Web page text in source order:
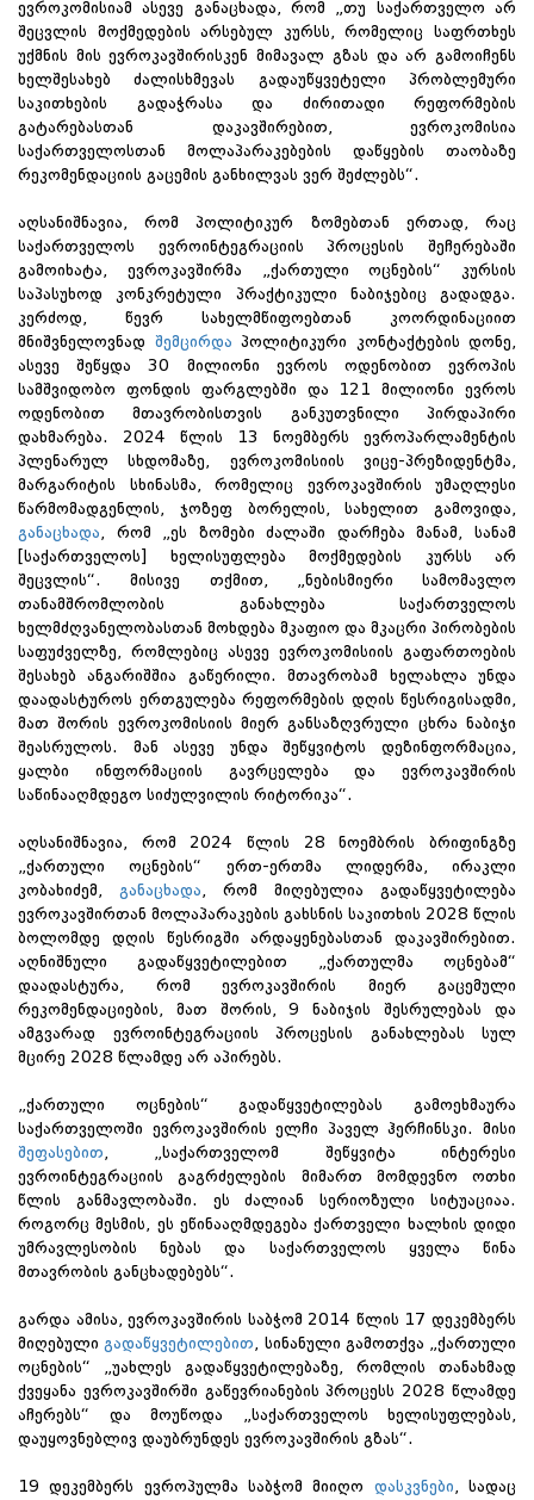
ევროკომისიამ ასევე განაცხადა, რომ „თუ საქართველო არ
შეცვლის მოქმედების არსებულ კურსს, რომელიც საფრთხეს
უქმნის მის ევროკავშირისკენ მიმავალ გზას და არ გამოიჩენს
ხელშესახებ ძალისხმევას გადაუწყვეტელი პრობლემური
საკითხების გადაჭრასა და ძირითადი რეფორმების
გატარებასთან დაკავშირებით, ევროკომისია
საქართველოსთან მოლაპარაკებების დაწყების თაობაზე
რეკომენდაციის გაცემის განხილვას ვერ შეძლებს“.
აღსანიშნავია, რომ პოლიტიკურ ზომებთან ერთად, რაც
საქართველოს ევროინტეგრაციის პროცესის შეჩერებაში
გამოიხატა, ევროკავშირმა „ქართული ოცნების“ კურსის
საპასუხოდ კონკრეტული პრაქტიკული ნაბიჯებიც გადადგა.
კერძოდ, წევრ სახელმწიფოებთან კოორდინაციით
მნიშვნელოვნად შემცირდა პოლიტიკური კონტაქტების დონე,
ასევე შეწყდა 30 მილიონი ევროს ოდენობით ევროპის
სამშვიდობო ფონდის ფარგლებში და 121 მილიონი ევროს
ოდენობით მთავრობისთვის განკუთვნილი პირდაპირი
დახმარება. 2024 წლის 13 ნოემბერს ევროპარლამენტის
პლენარულ სხდომაზე, ევროკომისიის ვიცე-პრეზიდენტმა,
მარგარიტის სხინასმა, რომელიც ევროკავშირის უმაღლესი
წარმომადგენლის, ჯოზეფ ბორელის, სახელით გამოვიდა,
განაცხადა , რომ „ეს ზომები ძალაში დარჩება მანამ, სანამ
[საქართველოს] ხელისუფლება მოქმედების კურსს არ
შეცვლის“. მისივე თქმით, „ნებისმიერი სამომავლო
თანამშრომლობის განახლება საქართველოს
ხელმძღვანელობასთან მოხდება მკაფიო და მკაცრი პირობების
საფუძველზე, რომლებიც ასევე ევროკომისიის გაფართოების
შესახებ ანგარიშშია გაწერილი. მთავრობამ ხელახლა უნდა
დაადასტუროს ერთგულება რეფორმების დღის წესრიგისადმი,
მათ შორის ევროკომისიის მიერ განსაზღვრული ცხრა ნაბიჯი
შეასრულოს. მან ასევე უნდა შეწყვიტოს დეზინფორმაცია,
ყალბი ინფორმაციის გავრცელება და ევროკავშირის
საწინააღმდეგო სიძულვილის რიტორიკა“.
აღსანიშნავია, რომ 2024 წლის 28 ნოემბრის ბრიფინგზე
„ქართული ოცნების“ ერთ-ერთმა ლიდერმა, ირაკლი
კობახიძემ, განაცხადა , რომ მიღებულია გადაწყვეტილება
ევროკავშირთან მოლაპარაკების გახსნის საკითხის 2028 წლის
ბოლომდე დღის წესრიგში არდაყენებასთან დაკავშირებით.
აღნიშნული გადაწყვეტილებით „ქართულმა ოცნებამ“
დაადასტურა, რომ ევროკავშირის მიერ გაცემული
რეკომენდაციების, მათ შორის, 9 ნაბიჯის შესრულებას და
ამგვარად ევროინტეგრაციის პროცესის განახლებას სულ
მცირე 2028 წლამდე არ აპირებს.
„ქართული ოცნების“ გადაწყვეტილებას გამოეხმაურა
საქართველოში ევროკავშირის ელჩი პაველ ჰერჩინსკი. მისი
შეფასებით , „საქართველომ შეწყვიტა ინტერესი
ევროინტეგრაციის გაგრძელების მიმართ მომდევნო ოთხი
წლის განმავლობაში. ეს ძალიან სერიოზული სიტუაციაა.
როგორც მესმის, ეს ეწინააღმდეგება ქართველი ხალხის დიდი
უმრავლესობის ნებას და საქართველოს ყველა წინა
მთავრობის განცხადებებს“.
გარდა ამისა, ევროკავშირის საბჭომ 2014 წლის 17 დეკემბერს
მიღებული გადაწყვეტილებით , სინანული გამოთქვა „ქართული
ოცნების“ „უახლეს გადაწყვეტილებაზე, რომლის თანახმად
ქვეყანა ევროკავშირში გაწევრიანების პროცესს 2028 წლამდე
აჩერებს“ და მოუწოდა „საქართველოს ხელისუფლებას,
დაუყოვნებლივ დაუბრუნდეს ევროკავშირის გზას“.
19 დეკემბერს ევროპულმა საბჭომ მიიღო დასკვნები , სადაც